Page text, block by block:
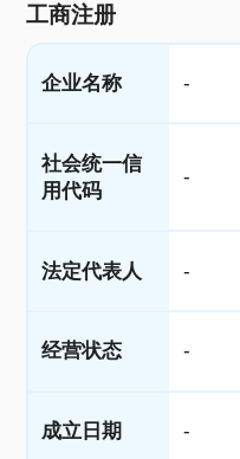
工商注册
企业名称 -
社会统一信
用代码
-
法定代表人 -
经营状态 -
成立日期 -